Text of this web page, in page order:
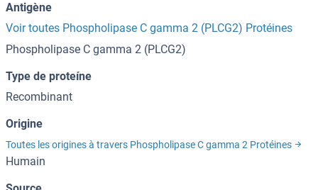
Antigène
Voir toutes Phospholipase C gamma 2 (PLCG2) Protéines
Phospholipase C gamma 2 (PLCG2)
Type de proteíne
Recombinant
Origine
Toutes les origines à travers Phospholipase C gamma 2 Protéines
Humain